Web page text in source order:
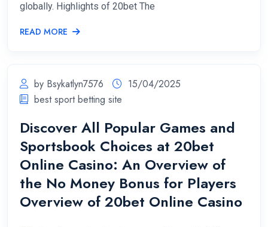
globally. Highlights of 20bet The
READ MORE
by Bsykatlyn7576
15/04/2025
best sport betting site
Discover All Popular Games and
Sportsbook Choices at 20bet
Online Casino: An Overview of
the No Money Bonus for Players
Overview of 20bet Online Casino